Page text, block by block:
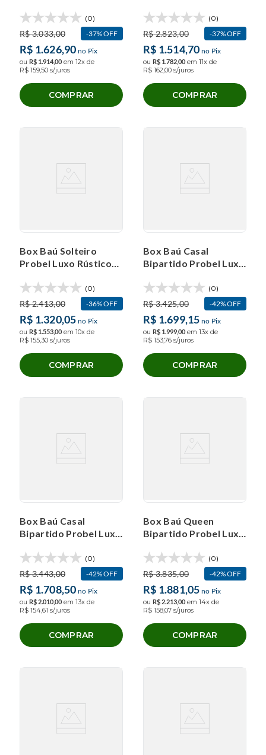
(0)
R$3.033,00 37%OFF
R$ 1.626,90 no Pix
ou R$ 1.914,00 em 12x de
R$ 159,50 s/juros
COMPRAR
(0)
R$2.823,00 37%OFF
R$ 1.514,70 no Pix
ou R$ 1.78200 em 11x de
R$ 162,00 s/juros
COMPRAR
Box Baú Solteiro
Probel Luxo Rústico
(0)
R$2.413,00 36%OFF
R$ 1.320,05 no Pix
ou R$ 1.55300 em 10x de
R$ 155,30 s/juros
COMPRAR
Box Baú Casal
Bipartido Probel Luxo
(0)
R$3.425,00 42%OFF
R$ 1.699,15 no Pix
ou R$ 1.99900 em 13x de
R$ 153,76 s/juros
COMPRAR
Box Baú Casal
Bipartido Probel Luxo
(138x188x40cm)
(0)
R$3.443,00 42%OFF
R$ 1.708,50 no Pix
ou R$2.01000 em 13x de
R$ 154,61 s/juros
COMPRAR
Box Baú Queen
Bipartido Probel Luxo
(0)
R$3.835,00 42%OFF
R$ 1.881,05 no Pix
ou R$2.21300 em 14x de
R$ 158,07 s/juros
COMPRAR